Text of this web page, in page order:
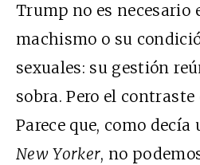
Trump no es necesario
machismo o su
sexuales: su gestión
sobra. Pero el
Parece que, como
New Yorker, no